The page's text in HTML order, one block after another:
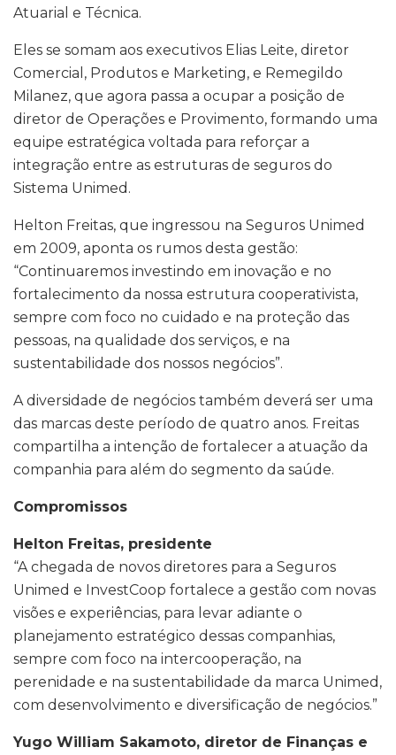
Atuarial e Técnica.
Eles se somam aos executivos Elias Leite, diretor
Comercial, Produtos e Marketing, e Remegildo
Milanez, que agora passa a ocupar a posição de
diretor de Operações e Provimento, formando uma
equipe estratégica voltada para reforçar a
integração entre as estruturas de seguros do
Sistema Unimed.
Helton Freitas, que ingressou na Seguros Unimed
em 2009, aponta os rumos desta gestão:
“Continuaremos investindo em inovação e no
fortalecimento da nossa estrutura cooperativista,
sempre com foco no cuidado e na proteção das
pessoas, na qualidade dos serviços, e na
sustentabilidade dos nossos negócios”.
A diversidade de negócios também deverá ser uma
das marcas deste período de quatro anos. Freitas
compartilha a intenção de fortalecer a atuação da
companhia para além do segmento da saúde.
Compromissos
Helton Freitas, presidente
“A chegada de novos diretores para a Seguros
Unimed e InvestCoop fortalece a gestão com novas
visões e experiências, para levar adiante o
planejamento estratégico dessas companhias,
sempre com foco na intercooperação, na
perenidade e na sustentabilidade da marca Unimed,
com desenvolvimento e diversificação de negócios.”
Yugo William Sakamoto, diretor de Finanças e